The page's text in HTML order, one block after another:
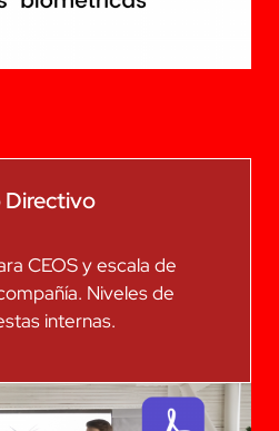
CEOS y escala de
Niveles de
internas.